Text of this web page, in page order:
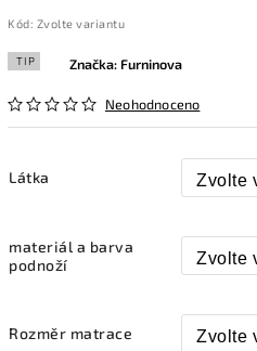
Kód: Zvolte variantu
TIP
Neohodnoceno
Značka: Furninova
Látka
materiál a barva
podnoží
Rozměr matrace